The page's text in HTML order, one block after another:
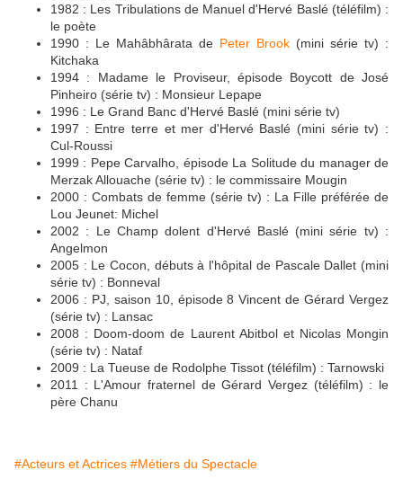
1982 : Les Tribulations de Manuel d'Hervé Baslé (téléfilm) :
le poète
1990 : Le Mahâbhârata de Peter Brook (mini série tv) :
Kitchaka
1994 : Madame le Proviseur, épisode Boycott de José
Pinheiro (série tv) : Monsieur Lepape
1996 : Le Grand Banc d'Hervé Baslé (mini série tv)
1997 : Entre terre et mer d'Hervé Baslé (mini série tv) :
Cul-Roussi
1999 : Pepe Carvalho, épisode La Solitude du manager de
Merzak Allouache (série tv) : le commissaire Mougin
2000 : Combats de femme (série tv) : La Fille préférée de
Lou Jeunet: Michel
2002 : Le Champ dolent d'Hervé Baslé (mini série tv) :
Angelmon
2005 : Le Cocon, débuts à l'hôpital de Pascale Dallet (mini
série tv) : Bonneval
2006 : PJ, saison 10, épisode 8 Vincent de Gérard Vergez
(série tv) : Lansac
2008 : Doom-doom de Laurent Abitbol et Nicolas Mongin
(série tv) : Nataf
2009 : La Tueuse de Rodolphe Tissot (téléfilm) : Tarnowski
2011 : L'Amour fraternel de Gérard Vergez (téléfilm) : le
père Chanu
#Acteurs et Actrices #Métiers du Spectacle